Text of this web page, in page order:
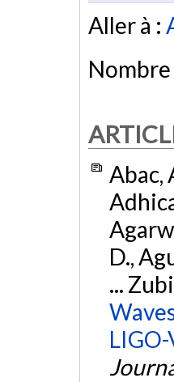
Aller à :
Abac,
D.,
...